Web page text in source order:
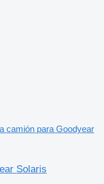
Solaris